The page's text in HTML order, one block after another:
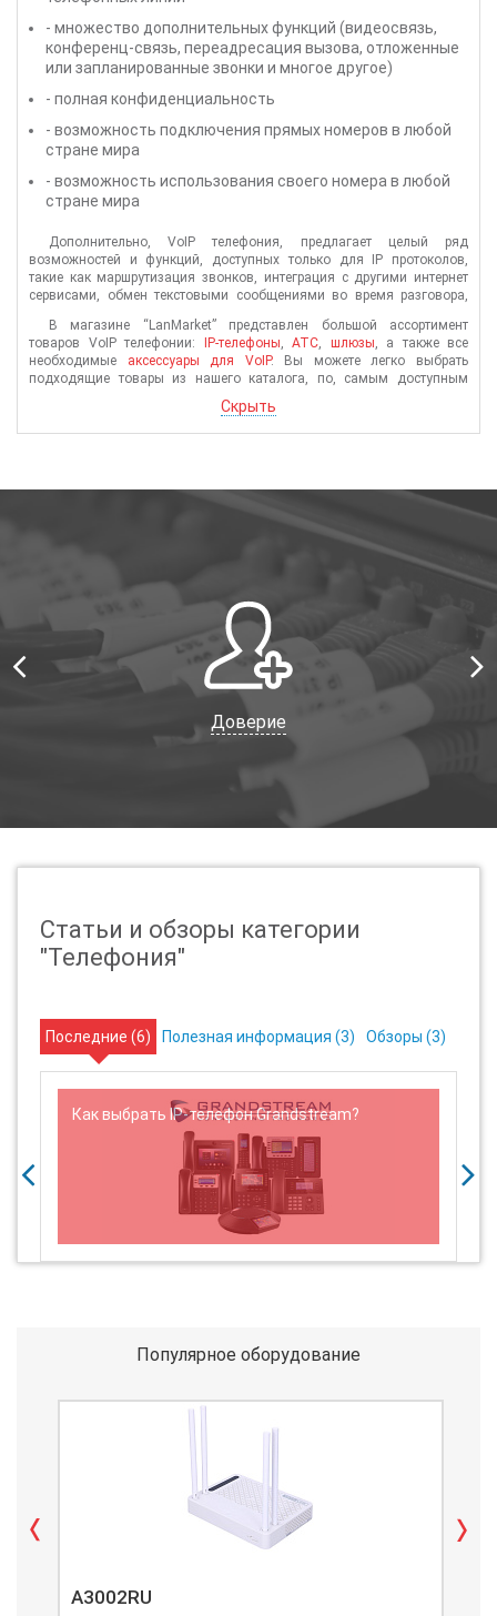
- множество дополнительных функций (видеосвязь,
конференц-связь, переадресация вызова, отложенные
или запланированные звонки и многое другое)
- полная конфиденциальность
- возможность подключения прямых номеров в любой
стране мира
- возможность использования своего номера в любой
стране мира
Дополнительно, VoIP телефония, предлагает целый ряд
возможностей и функций, доступных только для IP протоколов,
такие как маршрутизация звонков, интеграция с другими интернет
сервисами, обмен текстовыми сообщениями во время разговора,
Другими словами, VoIP - это телефония будущего.
В магазине “LanMarket” представлен большой ассортимент
товаров VoIP телефонии: IP-телефоны АТС шлюзы , а также все
необходимые
аксессуары для VoIP. Вы можете легко выбрать
подходящие товары из нашего каталога, по, самым доступным
Скрыть
Доверие
Статьи и обзоры категории
"Телефония"
Последние (6) Полезная информация (3) Обзоры (3)
Как выбрать IP-телефон Grandstream?
Популярное оборудование
A3002RU